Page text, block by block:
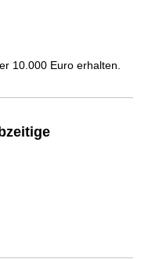
10.000 Euro erhalten.